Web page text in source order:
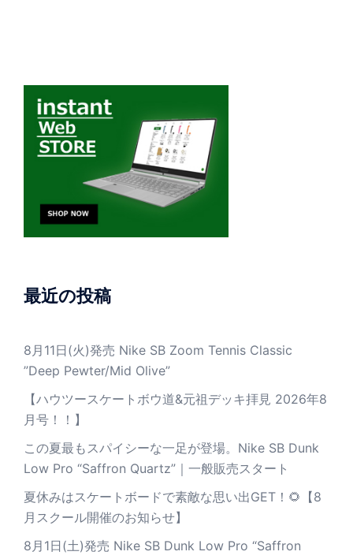
最近の投稿
8月11日(火)発売 Nike SB Zoom Tennis Classic
”Deep Pewter/Mid Olive”
【ハウツースケートボウ道&元祖デッキ拝見 2026年8
月号！！】
この夏最もスパイシーな一足が登場。Nike SB Dunk
Low Pro “Saffron Quartz”｜一般販売スタート
夏休みはスケートボードで素敵な思い出GET！🌻【8
月スクール開催のお知らせ】
8月1日(土)発売 Nike SB Dunk Low Pro “Saffron